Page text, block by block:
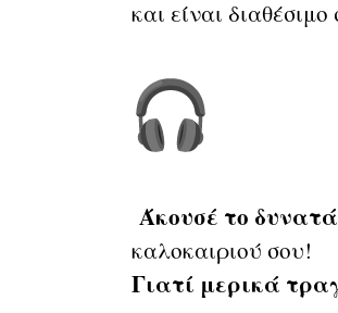
και είναι
Άκουσέ το
καλοκαιριού σου!
Γιατί μερικά